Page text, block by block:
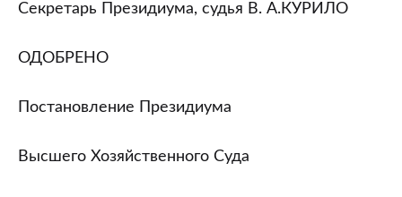
Секретарь Президиума, судья В. А.КУРИЛО
ОДОБРЕНО
Постановление Президиума
Высшего Хозяйственного Суда